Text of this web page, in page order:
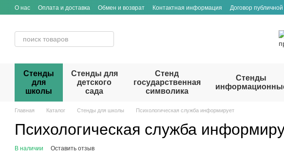
Перейти к основному контенту
О нас Оплата и доставка Обмен и возврат Контактная информация Договор
Стенды
для
школы
Стенды для
детского
сада
Стенд
государственная
символика
Стенды
Главная Каталог Стенды для школы Психологическая служба информирует
Психологическая служба
В наличии Оставить отзыв